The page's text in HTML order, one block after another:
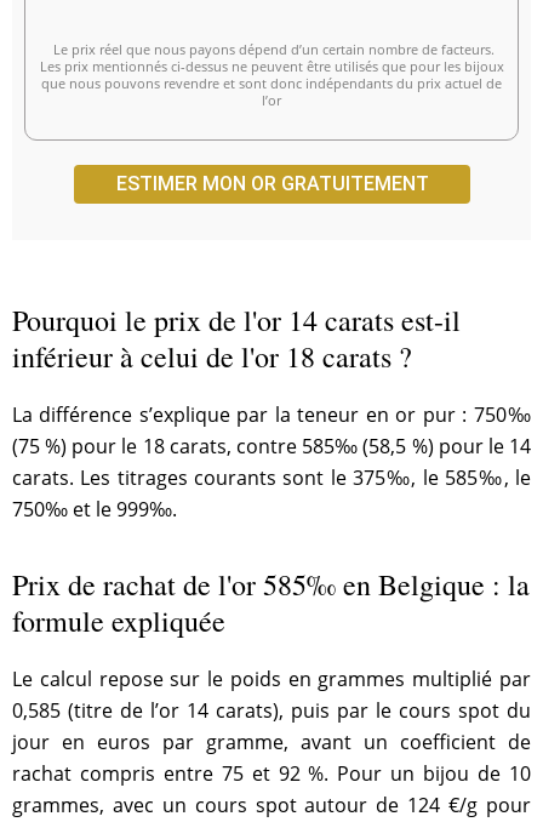
Le prix réel que nous payons dépend d’un certain nombre de facteurs.
Les prix mentionnés ci-dessus ne peuvent être utilisés que pour les bijoux
que nous pouvons revendre et sont donc indépendants du prix actuel de
l’or
ESTIMER MON OR GRATUITEMENT
Pourquoi le prix de l'or 14 carats est-il
inférieur à celui de l'or 18 carats ?
La différence s’explique par la teneur en or pur : 750‰
(75 %) pour le 18 carats, contre 585‰ (58,5 %) pour le 14
carats. Les titrages courants sont le 375‰, le 585‰, le
750‰ et le 999‰.
Prix de rachat de l'or 585‰ en Belgique : la
formule expliquée
Le calcul repose sur le poids en grammes multiplié par
0,585 (titre de l’or 14 carats), puis par le cours spot du
jour en euros par gramme, avant un coefficient de
rachat compris entre 75 et 92 %. Pour un bijou de 10
grammes, avec un cours spot autour de 124 €/g pour